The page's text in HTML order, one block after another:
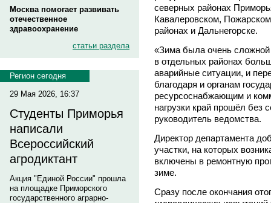
Москва помогает развивать
отечественное
здравоохранение
статьи раздела
Регион сегодня
29 Мая 2026, 16:37
Студенты Приморья
написали
Всероссийский
агродиктант
Акция "Единой России" прошла
на площадке Приморского
государственного аграрно-
северных районах
Кавалеровском,
районах и Дальнегорске.
«Зима была очень
в отдельных районах
аварийные ситуации, и
благодаря и органам
ресурсоснабжающим и
нагрузки край прошёл без
руководитель ведомства.
Директор департамента
участки, на которых
включены в ремонтную
зиме.
Сразу после окончания